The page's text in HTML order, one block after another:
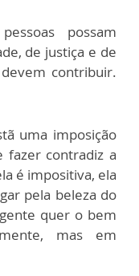
possam
de justiça e de
contribuir.
uma imposição
fazer contradiz a
é impositiva, ela
pela beleza do
quer o bem
mas em